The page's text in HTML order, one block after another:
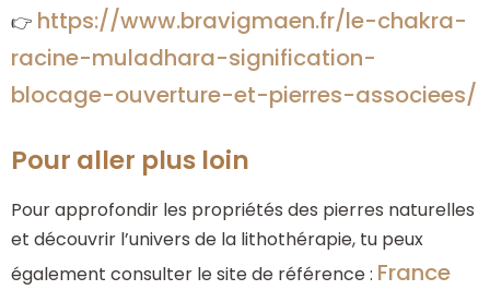
👉 https://www.bravigmaen.fr/le-chakra-
racine-muladhara-signification-
blocage-ouverture-et-pierres-associees/
Pour aller plus loin
Pour approfondir les propriétés des pierres naturelles
et découvrir l’univers de la lithothérapie, tu peux
également consulter le site de référence : France